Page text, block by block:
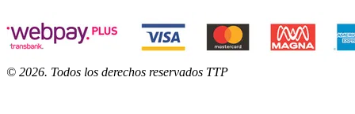
© 2026. Todos los derechos reservados TTP